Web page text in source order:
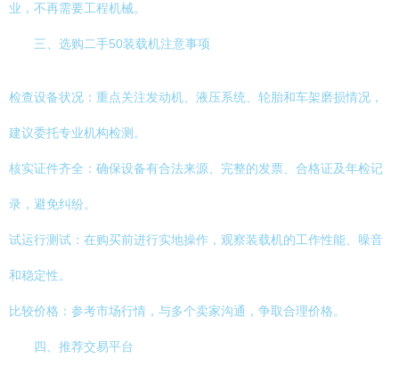
业，不再需要工程机械。
三、选购二手50装载机注意事项
检查设备状况：重点关注发动机、液压系统、轮胎和车架磨损情况，
建议委托专业机构检测。
核实证件齐全：确保设备有合法来源、完整的发票、合格证及年检记
录，避免纠纷。
试运行测试：在购买前进行实地操作，观察装载机的工作性能、噪音
和稳定性。
比较价格：参考市场行情，与多个卖家沟通，争取合理价格。
四、推荐交易平台